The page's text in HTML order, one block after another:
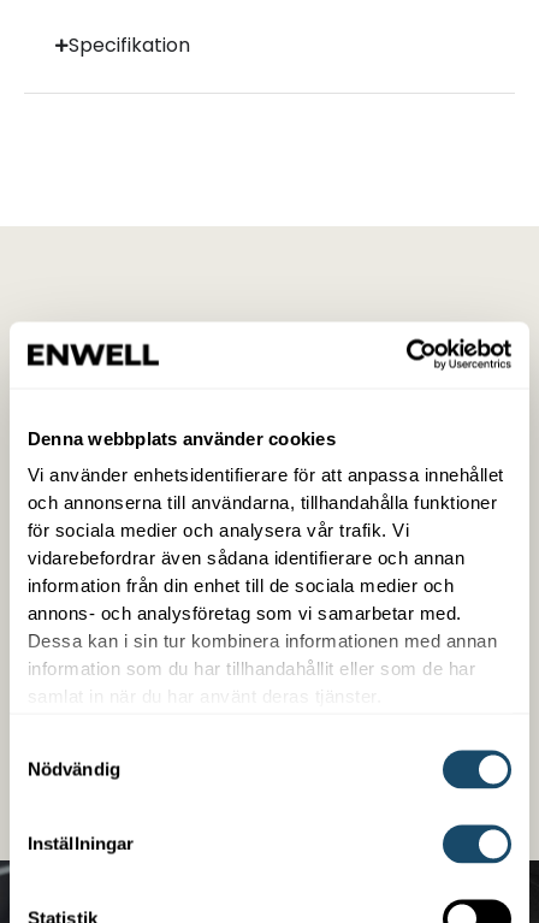
Denna webbplats använder cookies
Vi använder enhetsidentifierare för att anpassa innehållet
och annonserna till användarna, tillhandahålla funktioner
för sociala medier och analysera vår trafik. Vi
vidarebefordrar även sådana identifierare och annan
information från din enhet till de sociala medier och
annons- och analysföretag som vi samarbetar med.
Dessa kan i sin tur kombinera informationen med annan
information som du har tillhandahållit eller som de har
samlat in när du har använt deras tjänster.
Nödvändig
Inställningar
Statistik
Specifikation
Trygg med Enwell
Som kund hos oss får du en samlad kontakt med
trygg snabb service. Vi är enkla att arbeta med,
kompetenta på det vi gör och är din partner över en
lång tid. Vi erbjuder även finansiering oberoende om